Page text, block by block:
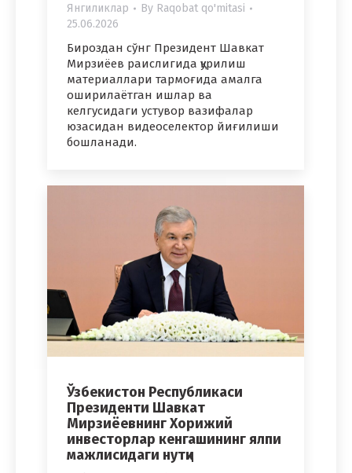
Янгиликлар By Raqobat qo'mitasi
25.06.2026
Бироздан сўнг Президент Шавкат
Мирзиёев раислигида қурилиш
материаллари тармоғида амалга
оширилаётган ишлар ва
келгусидаги устувор вазифалар
юзасидан видеоселектор йиғилиши
бошланади.
Ўзбекистон Республикаси
Президенти Шавкат
Мирзиёевнинг Хорижий
инвесторлар кенгашининг ялпи
мажлисидаги нутқи